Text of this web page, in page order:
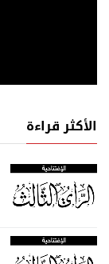
الأكثر قراءة